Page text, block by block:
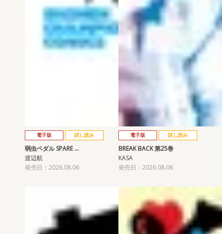
電子版 試し読み
弱虫ペダル SPARE …
渡辺航
発売日：2026.08.06
電子版 試し読み
BREAK BACK 第25巻
KASA
発売日：2026.08.06